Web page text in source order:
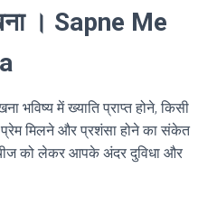
। Sapne Me
भविष्य में ख्याति प्राप्त होने, किसी
मिलने और प्रशंसा होने का संकेत
को लेकर आपके अंदर दुविधा और